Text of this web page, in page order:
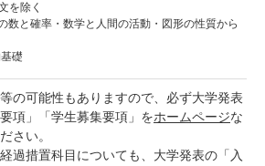
を除く
数と確率・数学と人間の活動・図形の性質から
礎
の可能性もありますので、必ず大学発表
項」「学生募集要項」をホームページな
さい。
過措置科目についても、大学発表の「入